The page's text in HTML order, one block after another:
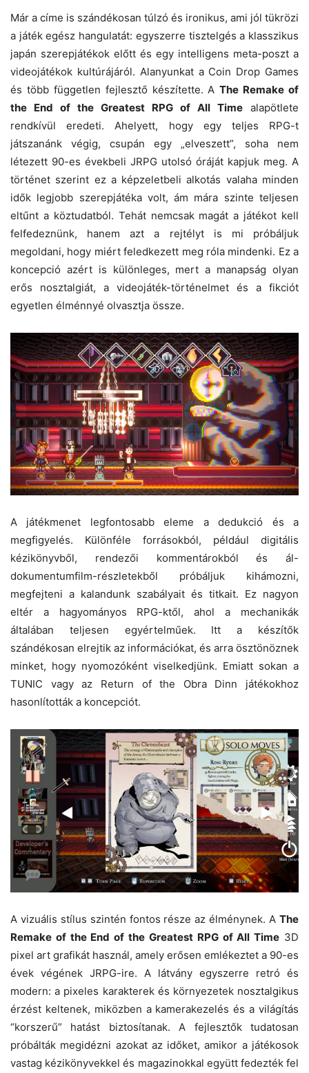
Már a címe is szándékosan túlzó és ironikus, ami jól tükrözi
a játék egész hangulatát: egyszerre tisztelgés a klasszikus
japán szerepjátékok előtt és egy intelligens meta-poszt a
videojátékok kultúrájáról. Alanyunkat a Coin Drop Games
és több független fejlesztő készítette. AThe Remake of
the End of the Greatest RPG of All Time alapötlete
rendkívül eredeti. Ahelyett, hogy egy teljes RPG-t
játszanánk végig, csupán egy „elveszett”, soha nem
létezett 90-es évekbeli JRPG utolsó óráját kapjuk meg. A
történet szerint ez a képzeletbeli alkotás valaha minden
idők legjobb szerepjátéka volt, ám mára szinte teljesen
eltűnt a köztudatból. Tehát nemcsak magát a játékot kell
felfedeznünk, hanem azt a rejtélyt is mi próbáljuk
megoldani, hogy miért feledkezett meg róla mindenki. Ez a
koncepció azért is különleges, mert a manapság olyan
erős nosztalgiát, a videojáték-történelmet és a fikciót
egyetlen élménnyé olvasztja össze.
A játékmenet legfontosabb eleme a dedukció és a
megfigyelés. Különféle forrásokból, például digitális
kézikönyvből, rendezői kommentárokból és ál-
dokumentumfilm-részletekből próbáljuk kihámozni,
megfejteni a kalandunk szabályait és titkait. Ez nagyon
eltér a hagyományos RPG-ktől, ahol a mechanikák
általában teljesen egyértelműek. Itt a készítők
szándékosan elrejtik az információkat, és arra ösztönöznek
minket, hogy nyomozóként viselkedjünk. Emiatt sokan a
TUNIC vagy az Return of the Obra Dinn játékokhoz
hasonlították a koncepciót.
A vizuális stílus szintén fontos része az élménynek. A The
Remake of the End of the Greatest RPG of All Time 3D
pixel art grafikát használ, amely erősen emlékeztet a 90-es
évek végének JRPG-ire. A látvány egyszerre retró és
modern: a pixeles karakterek és környezetek nosztalgikus
érzést keltenek, miközben a kamerakezelés és a világítás
“korszerű” hatást biztosítanak. A fejlesztők tudatosan
próbálták megidézni azokat az időket, amikor a játékosok
vastag kézikönyvekkel és magazinokkal együtt fedezték fel